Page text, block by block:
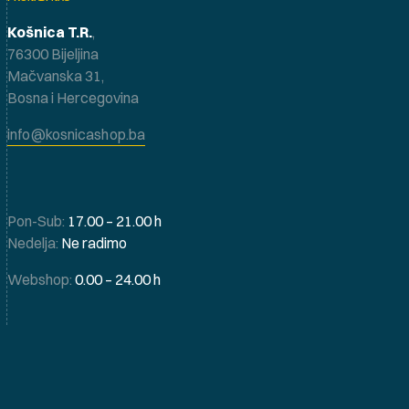
Košnica T.R.,
76300 Bijeljina
Mačvanska 31,
Bosna i Hercegovina
info@kosnicashop.ba
Pon-Sub: 17.00 – 21.00 h
Nedelja: Ne radimo
Webshop:0.00 – 24.00 h